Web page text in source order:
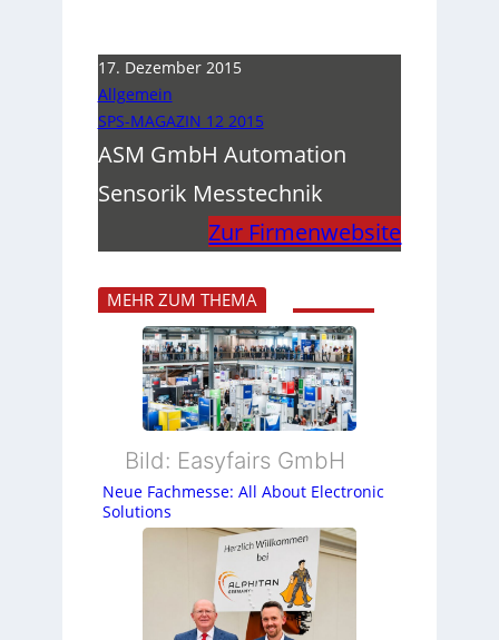
17. Dezember 2015
Allgemein
SPS-MAGAZIN 12 2015
ASM GmbH Automation
Sensorik Messtechnik
Zur Firmenwebsite
MEHR ZUM THEMA
Bild: Easyfairs GmbH
Neue Fachmesse: All About Electronic
Solutions